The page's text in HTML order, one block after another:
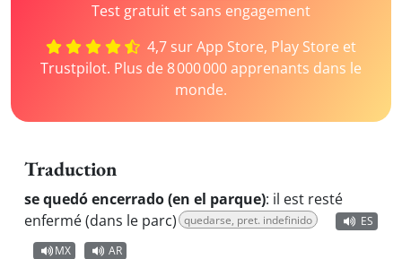
Test gratuit et sans engagement
4,7 sur App Store, Play Store et
Trustpilot. Plus de 8 000 000 apprenants dans le
monde.
Traduction
se quedó encerrado (en el parque): il est resté
enfermé (dans le parc) quedarse, pret. indefinido
ES
MX
AR